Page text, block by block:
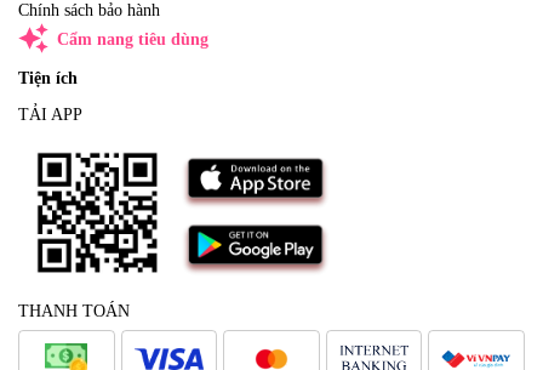
Chính sách bảo hành
auto_awesome Cẩm nang tiêu dùng
Tiện ích
TẢI APP
THANH TOÁN